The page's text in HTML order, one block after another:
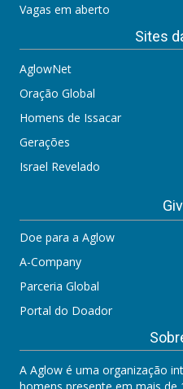
Vagas em aberto
Sites
AglowNet
Oração Global
Homens de Issacar
Gerações
Israel Revelado
Doe para a Aglow
A-Company
Parceria Global
Portal do Doador
A Aglow é uma organização